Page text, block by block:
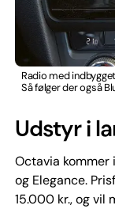
Radio med
Så følger der også
Udstyr i
Octavia
og Elegance.
15.000 kr., og vil